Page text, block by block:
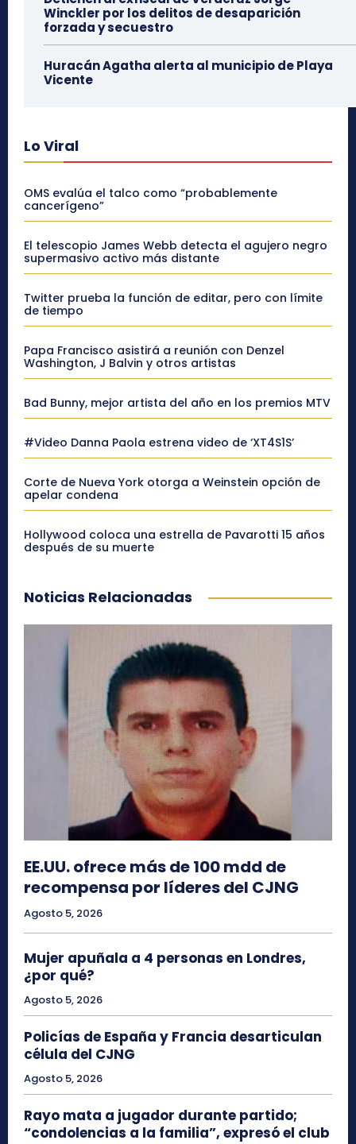
Winckler por los delitos de desaparición
forzada y secuestro
Huracán Agatha alerta al municipio de Playa
Vicente
Lo Viral
OMS evalúa el talco como “probablemente
cancerígeno”
El telescopio James Webb detecta el agujero negro
supermasivo activo más distante
Twitter prueba la función de editar, pero con límite
de tiempo
Papa Francisco asistirá a reunión con Denzel
Washington, J Balvin y otros artistas
Bad Bunny, mejor artista del año en los premios MTV
#Video Danna Paola estrena video de ‘XT4S1S’
Corte de Nueva York otorga a Weinstein opción de
apelar condena
Hollywood coloca una estrella de Pavarotti 15 años
después de su muerte
Noticias Relacionadas
EE.UU. ofrece más de 100 mdd de
recompensa por líderes del CJNG
Agosto 5, 2026
Mujer apuñala a 4 personas en Londres,
¿por qué?
Agosto 5, 2026
Policías de España y Francia desarticulan
célula del CJNG
Agosto 5, 2026
Rayo mata a jugador durante partido;
“condolencias a la familia”, expresó el club